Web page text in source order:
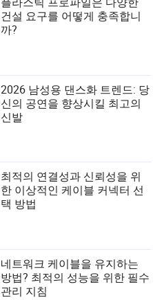
건설 요구를 어떻게 충족합니
까?
2026 남성용 댄스화 트렌드: 당
신의 공연을 향상시킬 최고의
신발
최적의 연결성과 신뢰성을 위
한 이상적인 케이블 커넥터 선
택 방법
네트워크 케이블을 유지하는
방법? 최적의 성능을 위한 필수
관리 지침